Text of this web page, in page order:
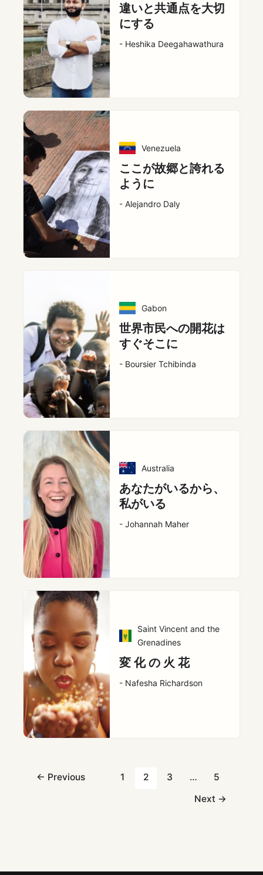
違いと共通点を大切
にする
- Heshika Deegahawathura
Venezuela
ここが故郷と誇れる
ように
- Alejandro Daly
Gabon
世界市民への開花は
すぐそこに
- Boursier Tchibinda
Australia
あなたがいるから、
私がいる
- Johannah Maher
Saint Vincent and the
Grenadines
変 化 の 火 花
- Nafesha Richardson
← Previous 1 2 3 …
5
Next →